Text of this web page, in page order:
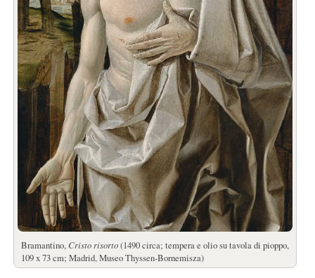
Bramantino, Cristo risorto(1490 circa; tempera e olio su tavola di pioppo,
109 x 73 cm; Madrid, Museo Thyssen-Bornemisza)